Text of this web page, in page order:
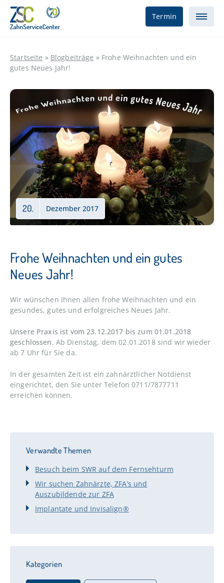
Termin
Startseite » Blogbeiträge » Frohe Weihnachten und ein
gutes Neues Jahr!
20. Dezember 2017
Frohe Weihnachten und ein gutes
Neues Jahr!
Wir wünschen Ihnen allen frohe Weihnachten und ein
gesundes, gutes und erfolgreiches Neues Jahr.
Unsere Praxis ist vom 23.12.2017 bis zum 01.01.2018
geschlossen. Ab Dienstag, dem 02.01.2018 sind wir wieder
ab 7 Uhr für Sie da.
In der gesamten Zeit ist ein zahnärztlicher Notdienst
eingerichtet, den Sie unter Telefon 0711/7877711
erreichen können.
Verwandte Themen
Besuch beim SWR auf dem Fernsehturm
Wir suchen Zahnärzte, ZFA’s und
Auszubildende zur ZFA
Implantate und Invisalign®
Kategorien